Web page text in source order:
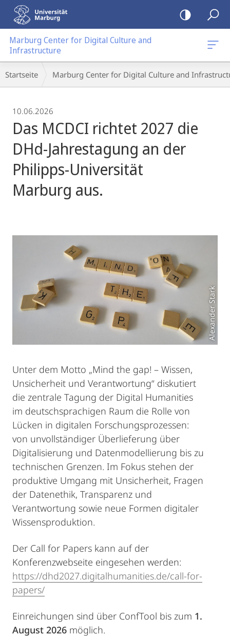
Mobile-
Navigation
Marburg Center for Digital Culture and
Infrastructure
Breadcrumb-
Navigation
Startseite Marburg Center for Digital Culture and
10.06.2026
Das MCDCI richtet 2027 die
DHd-Jahrestagung an der
Philipps-Universität
Marburg aus.
Alexander Stark
Unter dem Motto „Mind the gap! – Wissen,
Unsicherheit und Verantwortung“ diskutiert
die zentrale Tagung der Digital Humanities
im deutschsprachigen Raum die Rolle von
Lücken in digitalen Forschungsprozessen:
von unvollständiger Überlieferung über
Digitalisierung und Datenmodellierung bis zu
technischen Grenzen. Im Fokus stehen der
produktive Umgang mit Unsicherheit, Fragen
der Datenethik, Transparenz und
Verantwortung sowie neue Formen digitaler
Wissensproduktion.
Der Call for Papers kann auf der
Konferenzwebseite eingesehen werden:
https://dhd2027.digitalhumanities.de/call-for-
papers/
Einreichungen sind über ConfTool bis zum 1.
August 2026 möglich.